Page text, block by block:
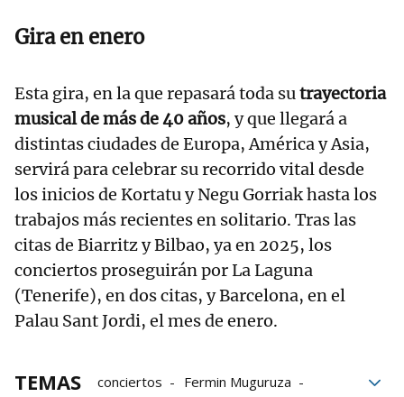
Gira en enero
Esta gira, en la que repasará toda sutrayectoria
musical de más de 40 años, y que llegará a
distintas ciudades de Europa, América y Asia,
servirá para celebrar su recorrido vital desde
los inicios de Kortatu y Negu Gorriak hasta los
trabajos más recientes en solitario. Tras las
citas de Biarritz y Bilbao, ya en 2025, los
conciertos proseguirán por La Laguna
(Tenerife), en dos citas, y Barcelona, en el
Palau Sant Jordi, el mes de enero.
TEMAS conciertos
Fermin Muguruza